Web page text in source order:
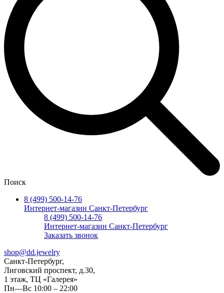
Поиск
8 (499) 500-14-76
Интернет-магазин Санкт-Петербург
8 (499) 500-14-76
Интернет-магазин Санкт-Петербург
Заказать звонок
shop@dd.jewelry
Санкт-Петербург,
Лиговский проспект, д.30,
1 этаж, ТЦ «Галерея»
Пн—Вс 10:00 – 22:00